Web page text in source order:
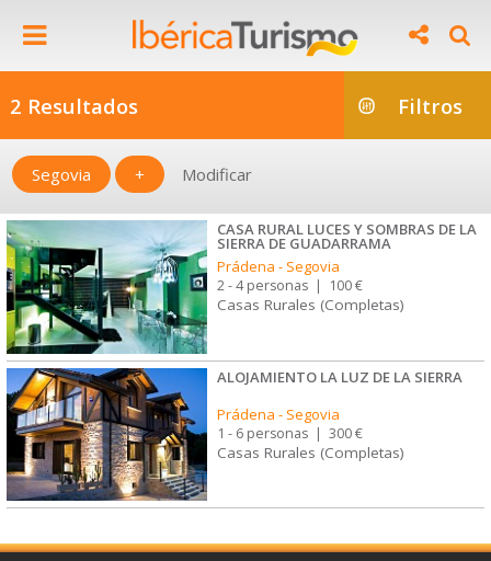
2 Resultados Filtros
Segovia + Modificar
CASA RURAL LUCES Y SOMBRAS DE LA
SIERRA DE GUADARRAMA
Prádena - Segovia
2 - 4 personas | 100 €
Casas Rurales (Completas)
ALOJAMIENTO LA LUZ DE LA SIERRA
Prádena - Segovia
1 - 6 personas | 300 €
Casas Rurales (Completas)